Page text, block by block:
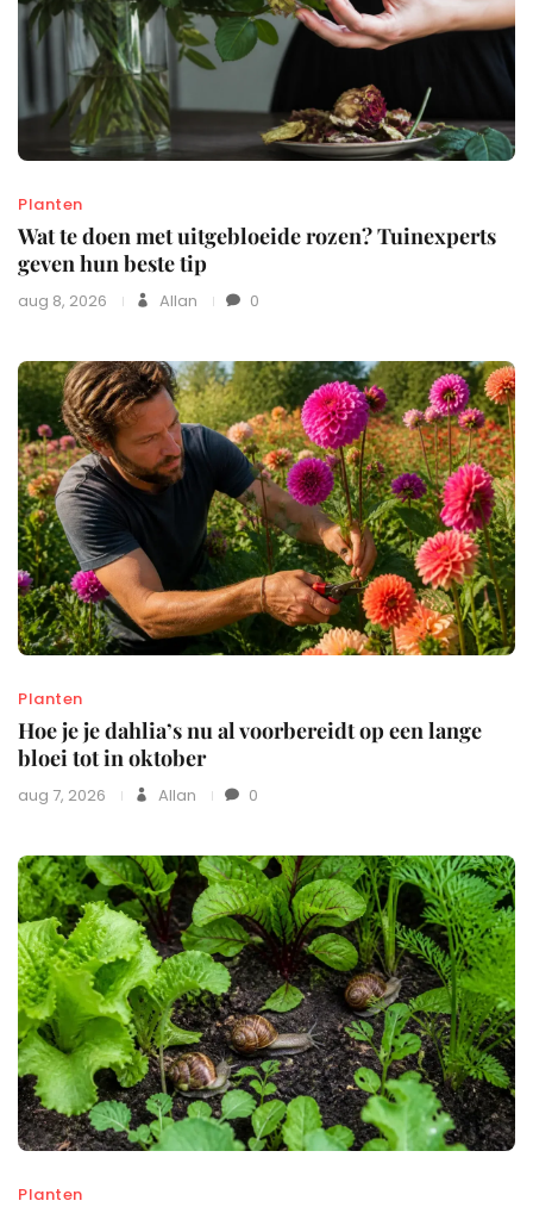
Planten
Wat te doen met uitgebloeide rozen? Tuinexperts
geven hun beste tip
aug 8, 2026 Allan 0
Planten
Hoe je je dahlia’s nu al voorbereidt op een lange
bloei tot in oktober
aug 7, 2026 Allan 0
Planten